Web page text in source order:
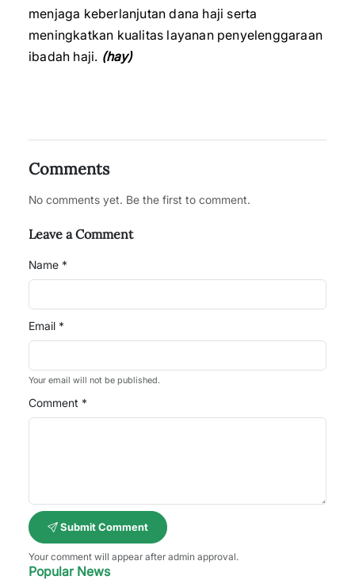
menjaga keberlanjutan dana haji serta
meningkatkan kualitas layanan penyelenggaraan
ibadah haji. (hay)
Comments
No comments yet. Be the first to comment.
Leave a Comment
Name *
Email *
Your email will not be published.
Comment *
Submit Comment
Your comment will appear after admin approval.
Popular News